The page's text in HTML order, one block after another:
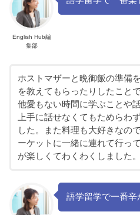
English Hub編
集部
ホストマザーと晩御飯の準備
を教えてもらったりしたこと
他愛もない時間に学ぶことや
上手に話せなくてもためらわ
した。また料理も大好きなの
ーケットに一緒に連れて行っ
が楽しくてわくわくしました。
語学留学で一番辛